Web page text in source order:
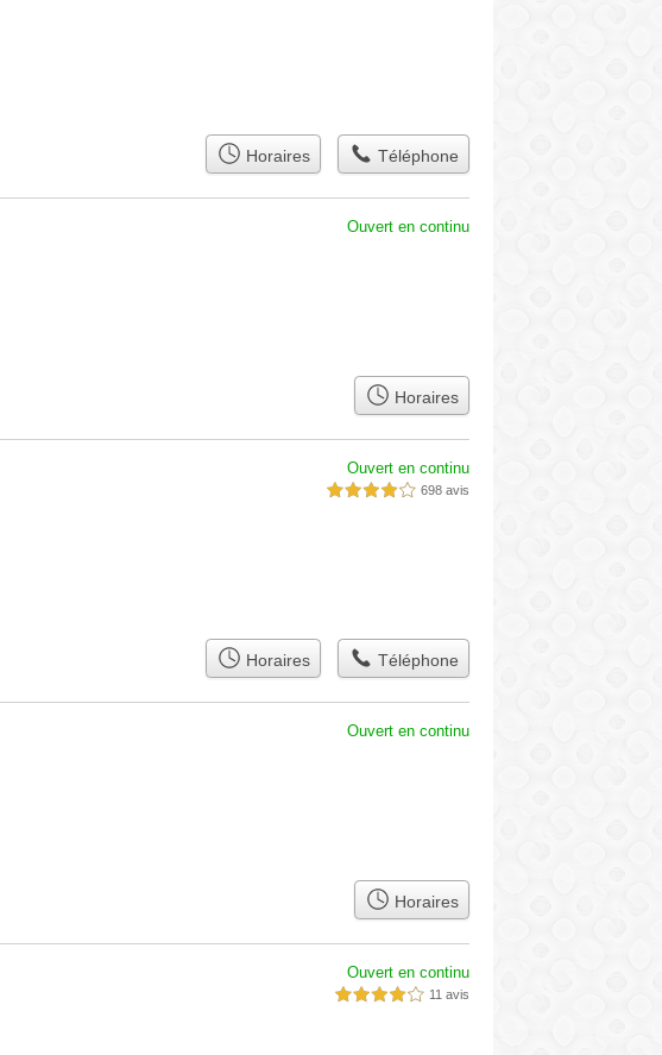
Horaires Téléphone
Ouvert en continu
Horaires
Ouvert en continu
4,0 étoiles sur 5 698 avis
Horaires Téléphone
Ouvert en continu
Horaires
Ouvert en continu
4,0 étoiles sur 5 11 avis